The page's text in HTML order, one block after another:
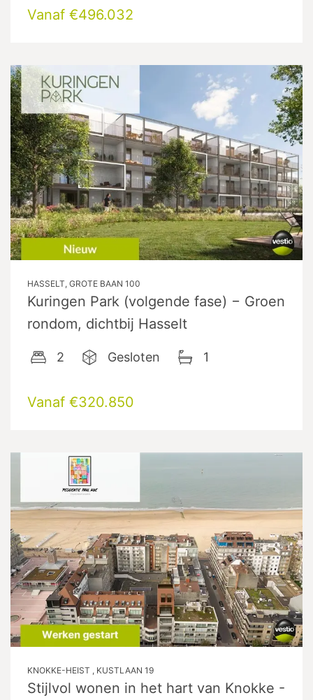
Vanaf €496.032
HASSELT, GROTE BAAN 100
Kuringen Park (volgende fase) − Groen
rondom, dichtbij Hasselt
2 Gesloten 1
Vanaf €320.850
KNOKKE-HEIST , KUSTLAAN 19
Stijlvol wonen in het hart van Knokke -